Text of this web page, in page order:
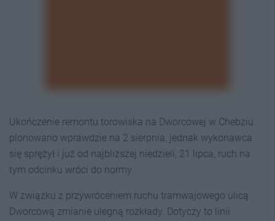
Ukończenie remontu torowiska na Dworcowej w Chebziu
plonowano wprawdzie na 2 sierpnia, jednak wykonawca
się sprężył i już od najbliższej niedzieli, 21 lipca, ruch na
tym odcinku wróci do normy.
W związku z przywróceniem ruchu tramwajowego ulicą
Dworcową zmianie ulegną rozkłady. Dotyczy to linii